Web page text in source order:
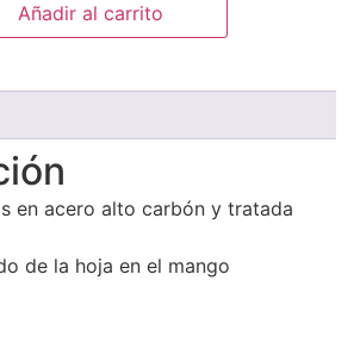
Añadir al carrito
en acero alto carbón y tratada
de la hoja en el mango